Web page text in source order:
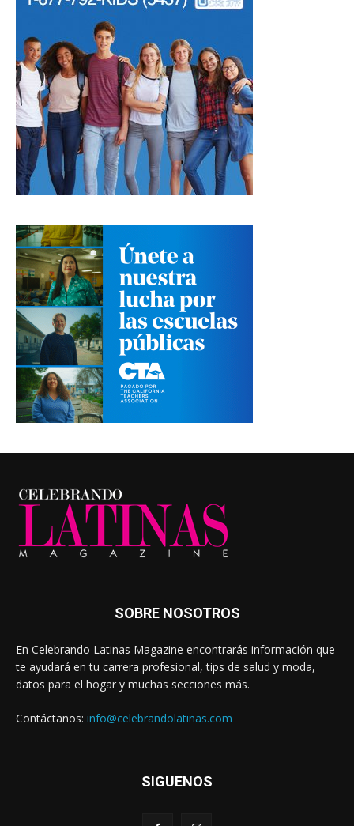
SOBRE NOSOTROS
En Celebrando Latinas Magazine encontrarás información que
te ayudará en tu carrera profesional, tips de salud y moda,
datos para el hogar y muchas secciones más.
Contáctanos: info@celebrandolatinas.com
SIGUENOS